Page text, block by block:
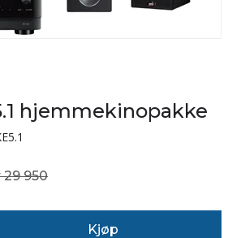
hjemmekinopakke
29 950
Kjøp